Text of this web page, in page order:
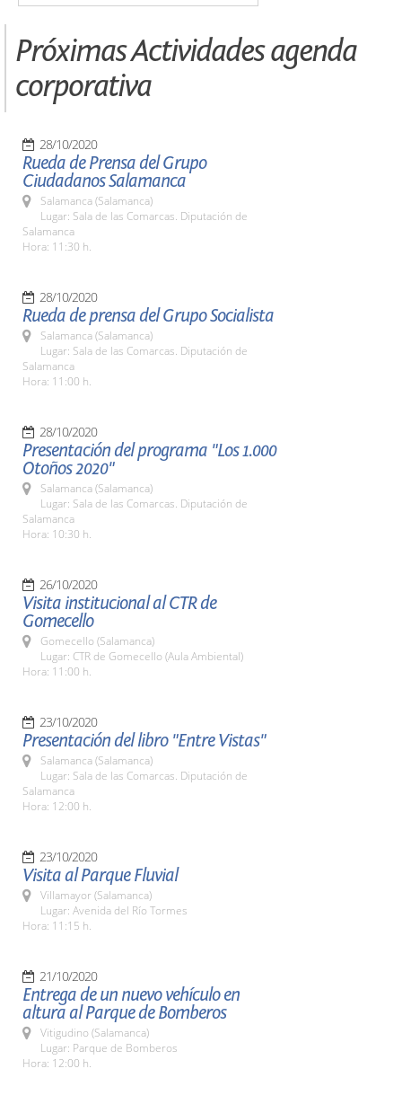
Próximas Actividades agenda
corporativa
28/10/2020
Rueda de Prensa del Grupo
Ciudadanos Salamanca
Salamanca (Salamanca)
Lugar: Sala de las Comarcas. Diputación de
Salamanca
Hora: 11:30 h.
28/10/2020
Rueda de prensa del Grupo Socialista
Salamanca (Salamanca)
Lugar: Sala de las Comarcas. Diputación de
Salamanca
Hora: 11:00 h.
28/10/2020
Presentación del programa "Los 1.000
Otoños 2020"
Salamanca (Salamanca)
Lugar: Sala de las Comarcas. Diputación de
Salamanca
Hora: 10:30 h.
26/10/2020
Visita institucional al CTR de
Gomecello
Gomecello (Salamanca)
Lugar: CTR de Gomecello (Aula Ambiental)
Hora: 11:00 h.
23/10/2020
Presentación del libro "Entre Vistas"
Salamanca (Salamanca)
Lugar: Sala de las Comarcas. Diputación de
Salamanca
Hora: 12:00 h.
23/10/2020
Visita al Parque Fluvial
Villamayor (Salamanca)
Lugar: Avenida del Río Tormes
Hora: 11:15 h.
21/10/2020
Entrega de un nuevo vehículo en
altura al Parque de Bomberos
Vitigudino (Salamanca)
Lugar: Parque de Bomberos
Hora: 12:00 h.